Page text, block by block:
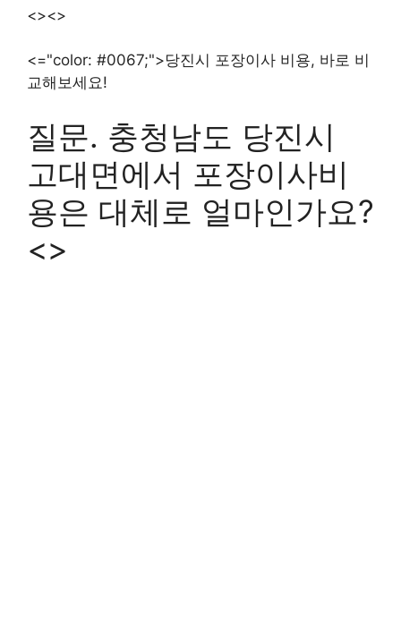
<><>
<="color: #0067;">당진시 포장이사 비용, 바로 비
교해보세요!
질문. 충청남도 당진시
고대면에서 포장이사비
용은 대체로 얼마인가요?
<>